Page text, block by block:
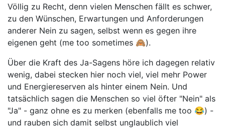
Völlig zu Recht, denn vielen Menschen fällt es schwer,
zu den Wünschen, Erwartungen und Anforderungen
anderer Nein zu sagen, selbst wenn es gegen ihre
eigenen geht (me too sometimes 🙈).
Über die Kraft des Ja-Sagens höre ich dagegen relativ
wenig, dabei stecken hier noch viel, viel mehr Power
und Energiereserven als hinter einem Nein. Und
tatsächlich sagen die Menschen so viel öfter "Nein" als
"Ja" - ganz ohne es zu merken (ebenfalls me too 😂) -
und rauben sich damit selbst unglaublich viel